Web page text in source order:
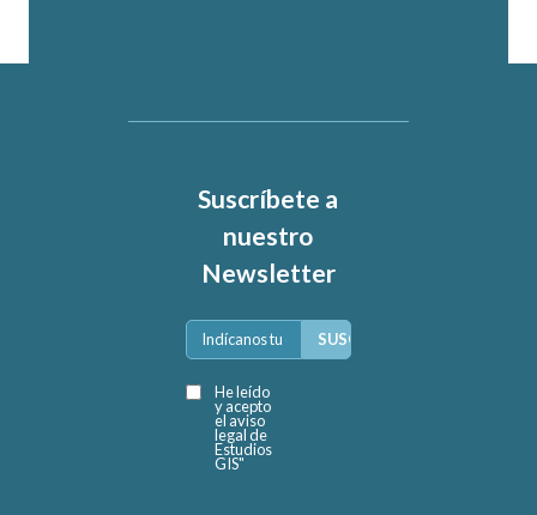
Suscríbete a
nuestro
Newsletter
He leído
y acepto
el aviso
legal de
Estudios
GIS"